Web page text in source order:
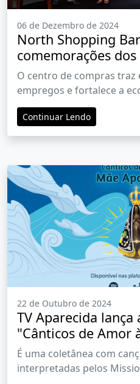
06 de Dezembro de 2024
North Shopping
comemorações
ecumênico e
O centro de compras
empregos e fortalece a
Continuar Lendo
22 de Outubro de 2024
TV Aparecida
"Cânticos de Amor
É uma coletânea com
interpretadas pelos